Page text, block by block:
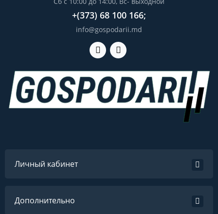
+(373) 68 100 166;
info@gospodarii.md
Личный кабинет
Дополнительно